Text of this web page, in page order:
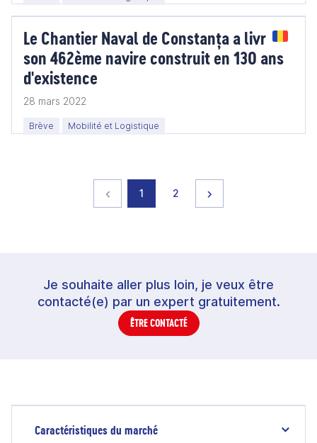
Le Chantier Naval de Constanța a livré
son 462ème navire construit en 130 ans
d'existence
28 mars 2022
Brève Mobilité et Logistique
Page précédente
page
1 page
2
Je souhaite aller plus loin, je veux être
contacté(e) par un expert gratuitement.
ÊTRE CONTACTÉ
Caractéristiques du marché